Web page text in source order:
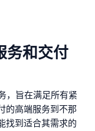
务和交付
，旨在满足所有紧
的高端服务到不那
找到适合其需求的